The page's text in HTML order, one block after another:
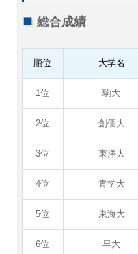
総合成績
順位 大学名
1位 駒大
2位 創価大
3位 東洋大
4位 青学大
5位 東海大
6位 早大